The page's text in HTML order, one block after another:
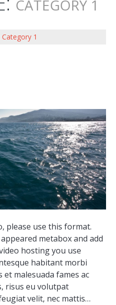
CATEGORY 1
1
please use this format.
metabox and add
hosting you use
habitant morbi
malesuada fames ac
risus eu volutpat
velit, nec mattis…